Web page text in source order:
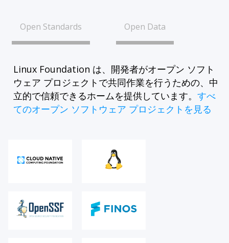
Open Standards Open Data
Linux Foundation は、開発者がオープン ソフト
ウェア プロジェクトで共同作業を行うための、中
立的で信頼できるホームを提供しています。 すべ
てのオープン ソフトウェア プロジェクトを見る